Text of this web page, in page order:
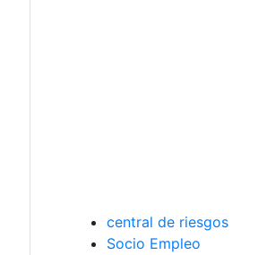
central de riesgos
Socio Empleo